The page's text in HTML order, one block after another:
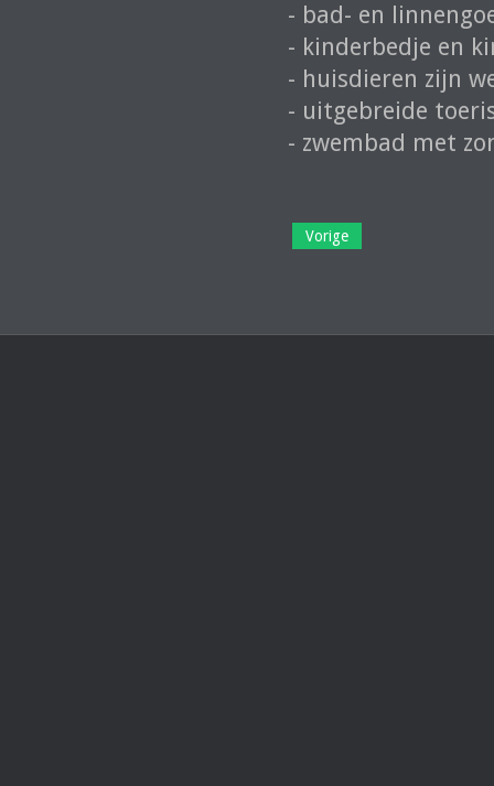
- bad- en
- kinderbedje en
- huisdieren zijn
- uitgebreide
- zwembad met
Vorige